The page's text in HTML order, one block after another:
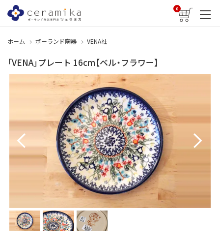
0
ホーム ポーランド陶器 VENA社
「VENA」プレート 16cm【ベル・フラワー】